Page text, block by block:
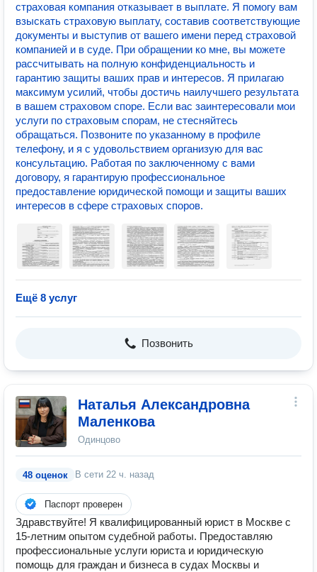
страховая компания отказывает в выплате. Я помогу вам
взыскать страховую выплату, составив соответствующие
документы и выступив от вашего имени перед страховой
компанией и в суде. При обращении ко мне, вы можете
рассчитывать на полную конфиденциальность и
гарантию защиты ваших прав и интересов. Я прилагаю
максимум усилий, чтобы достичь наилучшего результата
в вашем страховом споре. Если вас заинтересовали мои
услуги по страховым спорам, не стесняйтесь
обращаться. Позвоните по указанному в профиле
телефону, и я с удовольствием организую для вас
консультацию. Работая по заключенному с вами
договору, я гарантирую профессиональное
предоставление юридической помощи и защиты ваших
интересов в сфере страховых споров.
Ещё 8 услуг
Позвонить
Наталья Александровна
Маленкова
Одинцово
48 оценок В сети 22 ч. назад
Паспорт проверен
Здравствуйте! Я квалифицированный юрист в Москве с
15-летним опытом судебной работы. Предоставляю
профессиональные услуги юриста и юридическую
помощь для граждан и бизнеса в судах Москвы и